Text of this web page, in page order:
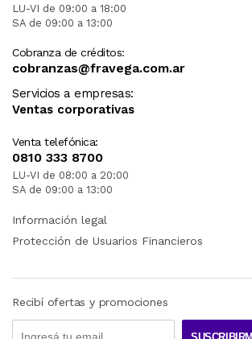
LU-VI de 09:00 a 18:00
SA de 09:00 a 13:00
Cobranza de créditos:
cobranzas@fravega.com.ar
Servicios a empresas:
Ventas corporativas
Venta telefónica:
0810 333 8700
LU-VI de 08:00 a 20:00
SA de 09:00 a 13:00
Información legal
Protección de Usuarios Financieros
Recibí ofertas y promociones